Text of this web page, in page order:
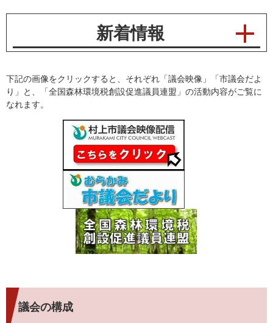
新着情報
下記の画像をクリックすると、それぞれ「議会映像」「市議会だよ
り」と、「全国森林環境税創設促進議員連盟」の活動内容がご覧に
なれます。
議会の構成